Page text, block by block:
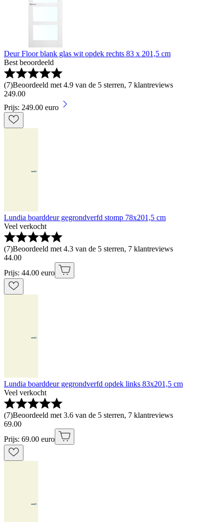
Deur Floor blank glas wit opdek rechts 83 x 201,5 cm
Best beoordeeld
(7)Beoordeeld met 4.9 van de 5 sterren, 7 klantreviews
249.00
Prijs: 249.00 euro
Lundia boarddeur gegrondverfd stomp 78x201,5 cm
Veel verkocht
(7)Beoordeeld met 4.3 van de 5 sterren, 7 klantreviews
44.00
Prijs: 44.00 euro
Lundia boarddeur gegrondverfd opdek links 83x201,5 cm
Veel verkocht
(7)Beoordeeld met 3.6 van de 5 sterren, 7 klantreviews
69.00
Prijs: 69.00 euro